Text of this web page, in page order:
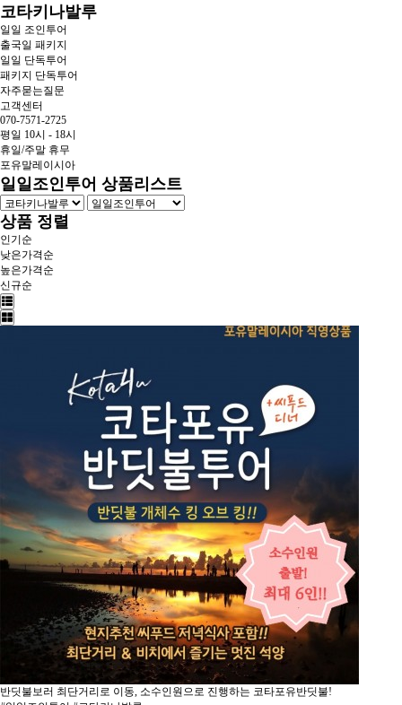
코타키나발루
일일 조인투어
출국일 패키지
일일 단독투어
패키지 단독투어
자주묻는질문
고객센터
070-7571-2725
평일 10시 - 18시
휴일/주말 휴무
포유말레이시아
일일조인투어 상품리스트
상품 정렬
인기순
낮은가격순
높은가격순
신규순
반딧불보러 최단거리로 이동, 소수인원으로 진행하는 코타포유반딧불!